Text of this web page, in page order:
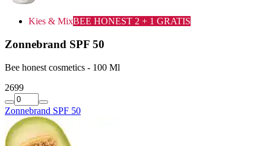
Kies & MixBEE HONEST 2 + 1 GRATIS
Zonnebrand SPF 50
Bee honest cosmetics - 100 Ml
2699
Zonnebrand SPF 50